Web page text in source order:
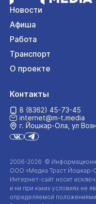
Новости
Афиша
Работа
Транспорт
О проекте
2006-2026 ©
ООО «Медиа Траст Йошкар-
Интернет-сайт носит
и ни при каких условиях не
определяемой
Контакты
8 (8362) 45-73-45
internet@m-t.media
г. Йошкар‑Ола, ул